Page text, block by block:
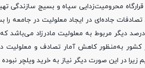
گفت: اکنون ۴۶ ویلچر توسط قرارگاه محرومیت‌زدایی
دارند مربوط به حوادث رانندگی و دیگر موارد و ۲۰ درصد دیگر مربوط
کشور به‌منظور کاهش آمار تصادف و معلولیت
در این صورت دیگر نیاز به خرید ویلچر